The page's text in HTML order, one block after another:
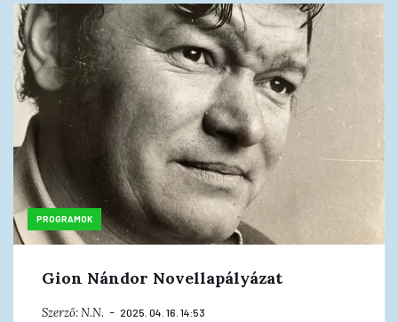
PROGRAMOK
Gion Nándor Novellapályázat
Szerző:N.N. 2025. 04. 16. 14:53